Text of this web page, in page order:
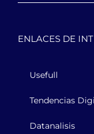
ENLACES DE
Usefull
Tendencias
Datanalisis